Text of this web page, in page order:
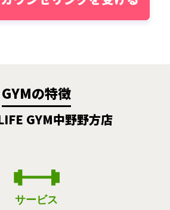
GYMの特徴
GYM中野野方店
サービス